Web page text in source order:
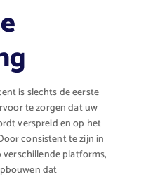
is slechts de eerste
te zorgen dat uw
verspreid en op het
consistent te zijn in
platforms,
dat